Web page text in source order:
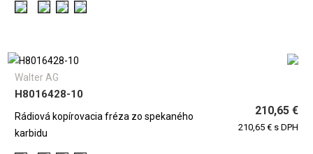
Walter AG
H8016428-10
Rádiová kopírovacia fréza zo spekaného
karbidu
210,65 €
210,65 € s DPH